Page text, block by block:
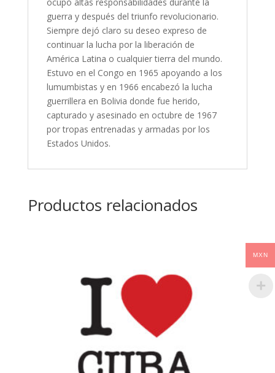
guerra y después del triunfo revolucionario.
Siempre dejó claro su deseo expreso de
continuar la lucha por la liberación de
América Latina o cualquier tierra del mundo.
Estuvo en el Congo en 1965 apoyando a los
lumumbistas y en 1966 encabezó la lucha
guerrillera en Bolivia donde fue herido,
capturado y asesinado en octubre de 1967
por tropas entrenadas y armadas por los
Estados Unidos.
Productos relacionados
MXN